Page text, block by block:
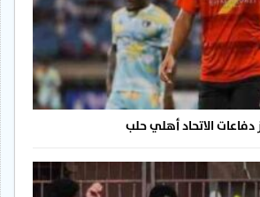
دفاعات الاتحاد أهلي حلب